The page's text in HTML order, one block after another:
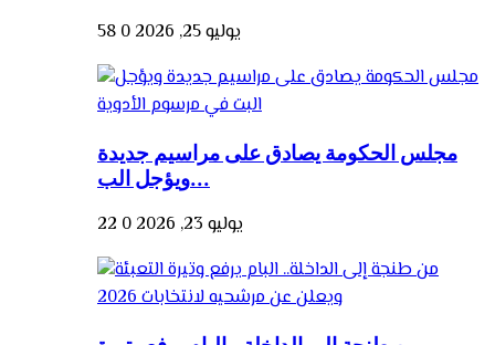
يوليو 25, 2026 0
58
مجلس الحكومة يصادق على مراسيم جديدة
ويؤجل الب...
يوليو 23, 2026 0
22